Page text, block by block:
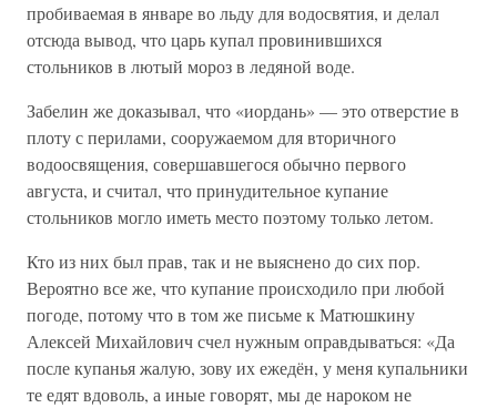
пробиваемая в январе во льду для водосвятия, и делал
отсюда вывод, что царь купал провинившихся
стольников в лютый мороз в ледяной воде.
Забелин же доказывал, что «иордань» — это отверстие в
плоту с перилами, сооружаемом для вторичного
водоосвящения, совершавшегося обычно первого
августа, и считал, что принудительное купание
стольников могло иметь место поэтому только летом.
Кто из них был прав, так и не выяснено до сих пор.
Вероятно все же, что купание происходило при любой
погоде, потому что в том же письме к Матюшкину
Алексей Михайлович счел нужным оправдываться: «Да
после купанья жалую, зову их ежедён, у меня купальники
те едят вдоволь, а иные говорят, мы де нароком не